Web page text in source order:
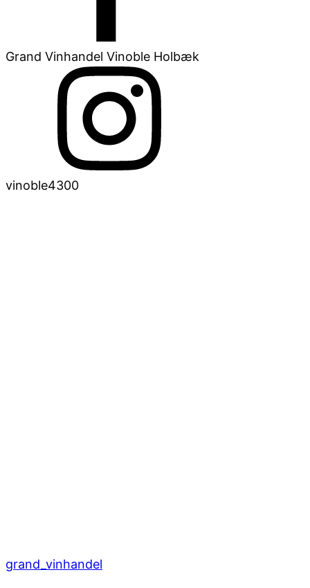
Grand Vinhandel Vinoble Holbæk
vinoble4300
grand_vinhandel